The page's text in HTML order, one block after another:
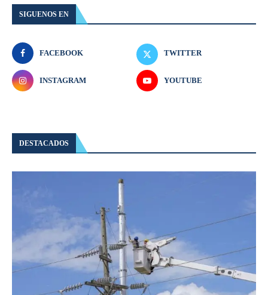
SIGUENOS EN
FACEBOOK TWITTER
INSTAGRAM YOUTUBE
DESTACADOS